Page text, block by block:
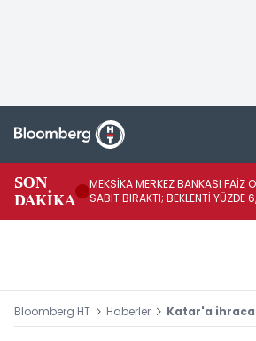
SON
DAKİKA
MEKSİKA MERKEZ BANKASI FAİZ
SABİT BIRAKTI; BEKLENTİ YÜZDE
Bloomberg HT Haberler Katar'a